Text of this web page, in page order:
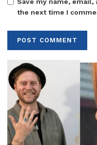
the next time I